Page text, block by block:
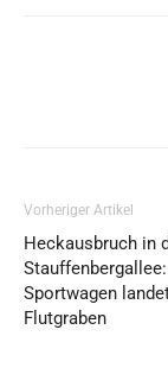
Vorheriger Artikel
Heckausbruch in
Stauffenbergallee:
Sportwagen
Flutgraben